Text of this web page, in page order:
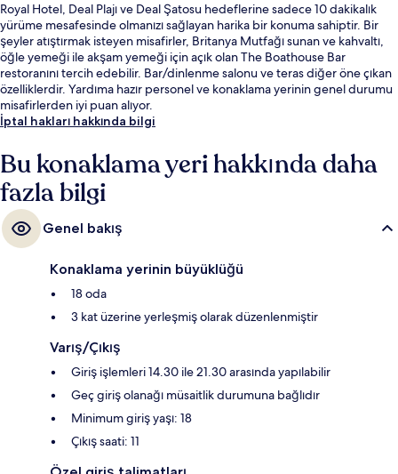
Royal Hotel, Deal Plajı ve Deal Şatosu hedeflerine sadece 10 dakikalık
yürüme mesafesinde olmanızı sağlayan harika bir konuma sahiptir. Bir
şeyler atıştırmak isteyen misafirler, Britanya Mutfağı sunan ve kahvaltı,
öğle yemeği ile akşam yemeği için açık olan The Boathouse Bar
restoranını tercih edebilir. Bar/dinlenme salonu ve teras diğer öne çıkan
özelliklerdir. Yardıma hazır personel ve konaklama yerinin genel durumu
misafirlerden iyi puan alıyor.
İptal hakları hakkında bilgi
Bu konaklama yeri hakkında daha
fazla bilgi
Genel bakış
Konaklama yerinin büyüklüğü
18 oda
3 kat üzerine yerleşmiş olarak düzenlenmiştir
Varış/Çıkış
Giriş işlemleri 14.30 ile 21.30 arasında yapılabilir
Geç giriş olanağı müsaitlik durumuna bağlıdır
Minimum giriş yaşı: 18
Çıkış saati: 11